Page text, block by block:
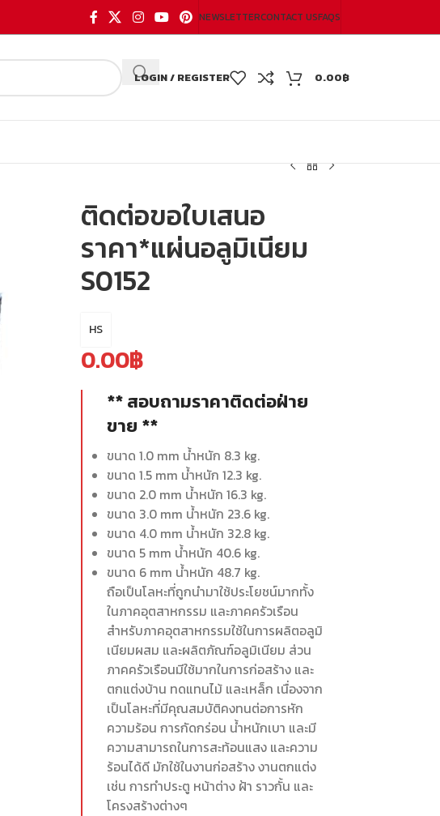
NEWSLETTERCONTACT USFAQS
LOGIN / REGISTER 0.00฿
ติดต่อขอใบเสนอ
ราคา*แผ่นอลูมิเนียม
S0152
HS
0.00฿
** สอบถามราคาติดต่อฝ่าย
ขาย **
ขนาด 1.0 mm น้ำหนัก 8.3 kg.
ขนาด 1.5 mm น้ำหนัก 12.3 kg.
ขนาด 2.0 mm น้ำหนัก 16.3 kg.
ขนาด 3.0 mm น้ำหนัก 23.6 kg.
ขนาด 4.0 mm น้ำหนัก 32.8 kg.
ขนาด 5 mm น้ำหนัก 40.6 kg.
ขนาด 6 mm น้ำหนัก 48.7 kg.
ถือเป็นโลหะที่ถูกนำมาใช้ประโยชน์มากทั้ง
ในภาคอุตสาหกรรม และภาคครัวเรือน
สำหรับภาคอุตสาหกรรมใช้ในการผลิตอลูมิ
เนียมผสม และผลิตภัณฑ์อลูมิเนียม ส่วน
ภาคครัวเรือนมีใช้มากในการก่อสร้าง และ
ตกแต่งบ้าน ทดแทนไม้ และเหล็ก เนื่องจาก
เป็นโลหะที่มีคุณสมบัติคงทนต่อการหัก
ความร้อน การกัดกร่อน น้ำหนักเบา และมี
ความสามารถในการสะท้อนแสง และความ
ร้อนได้ดี มักใช้ในงานก่อสร้าง งานตกแต่ง
เช่น การทำประตู หน้าต่าง ฝ้า ราวกั้น และ
โครงสร้างต่างๆ